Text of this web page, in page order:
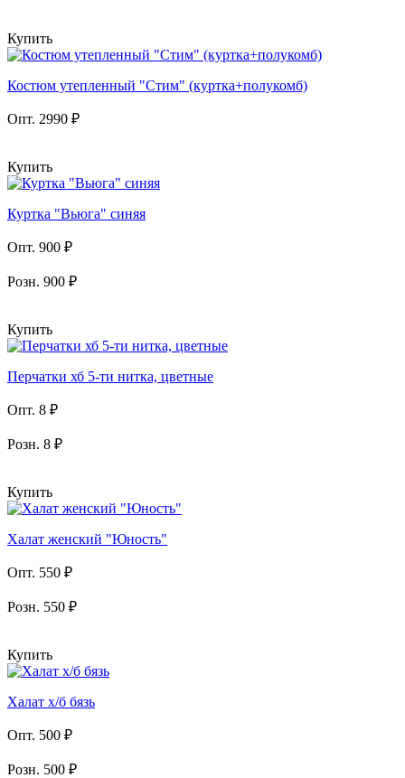
Купить
Костюм утепленный "Стим" (куртка+полукомб)
Опт. 2990 ₽
Купить
Куртка "Вьюга" синяя
Опт. 900 ₽
Розн. 900 ₽
Купить
Перчатки хб 5-ти нитка, цветные
Опт. 8 ₽
Розн. 8 ₽
Купить
Халат женский "Юность"
Опт. 550 ₽
Розн. 550 ₽
Купить
Халат х/б бязь
Опт. 500 ₽
Розн. 500 ₽